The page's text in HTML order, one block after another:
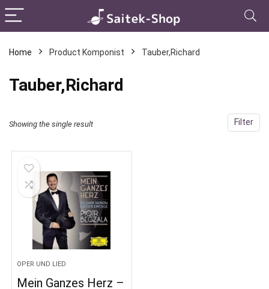
Home Product Komponist Tauber,Richard
Tauber,Richard
Filter
Showing the single result
OPER UND LIED
Mein Ganzes Herz –